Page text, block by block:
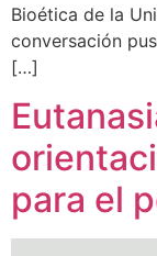
Bioética de la
conversación
[…]
para el